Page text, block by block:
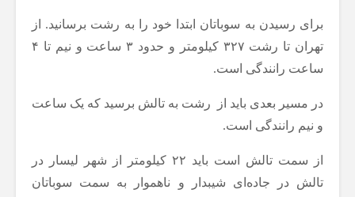
برای رسیدن به سوباتان ابتدا خود را به رشت برسانید. از
تهران تا رشت ۳۲۷ کیلومتر و حدود ۳ ساعت و نیم تا ۴
ساعت رانندگی است.
در مسیر بعدی باید از رشت به تالش برسید که یک ساعت
و نیم رانندگی است.
از سمت تالش است باید ۲۲ کیلومتر از شهر لیسار در
تالش در جاده‌ای شیبدار و ناهموار به سمت سوباتان